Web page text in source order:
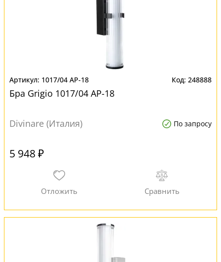
1017/04 AP-18 248888
Бра Grigio 1017/04 AP-18
Divinare (Италия) По запросу
5 948 ₽